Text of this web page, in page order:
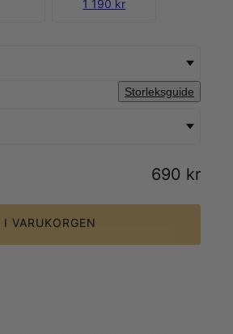
1 190 kr
Storleksguide
690 kr
VARUKORGEN